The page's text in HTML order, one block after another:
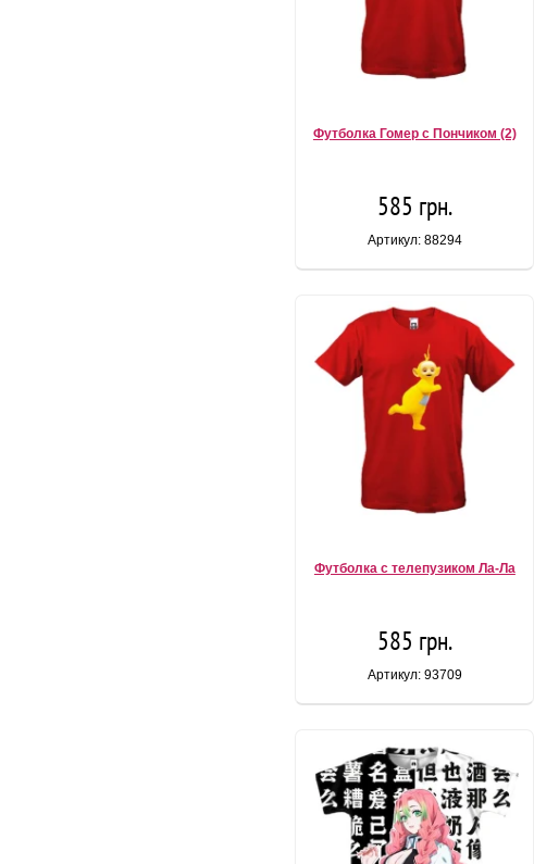
Футболка Гомер с Пончиком (2)
585 грн.
Артикул: 88294
Футболка с телепузиком Ла-Ла
585 грн.
Артикул: 93709